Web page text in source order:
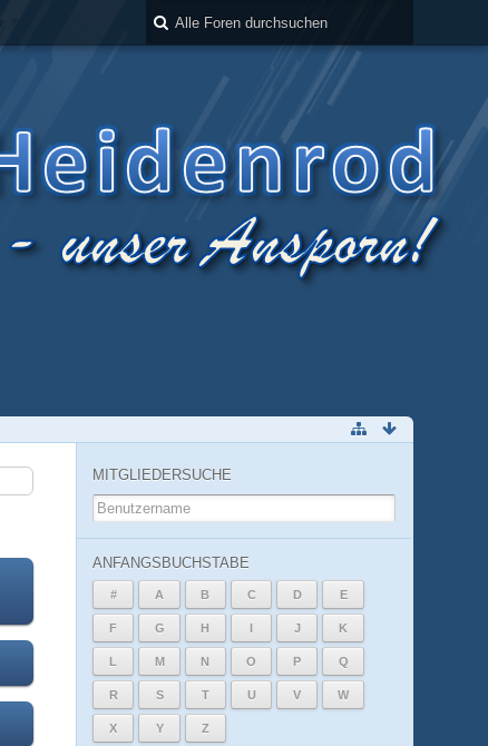
MITGLIEDERSUCHE
ANFANGSBUCHSTABE
# A B C D E
F G H I J K
L M N O P Q
R S T U V W
X Y Z